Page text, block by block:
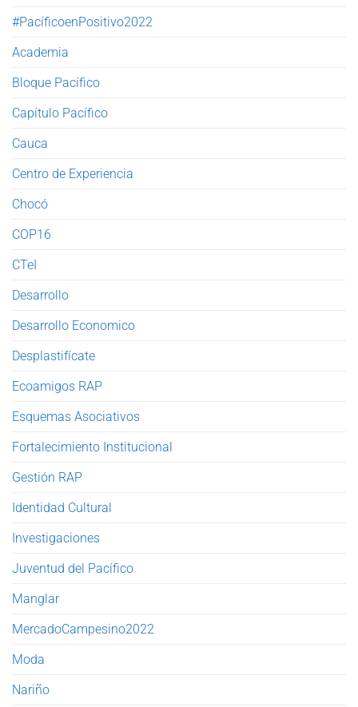
#PacíficoenPositivo2022
Academia
Bloque Pacífico
Capítulo Pacífico
Cauca
Centro de Experiencia
Chocó
COP16
CTeI
Desarrollo
Desarrollo Economico
Desplastifícate
Ecoamigos RAP
Esquemas Asociativos
Fortalecimiento Institucional
Gestión RAP
Identidad Cultural
Investigaciones
Juventud del Pacífico
Manglar
MercadoCampesino2022
Moda
Nariño